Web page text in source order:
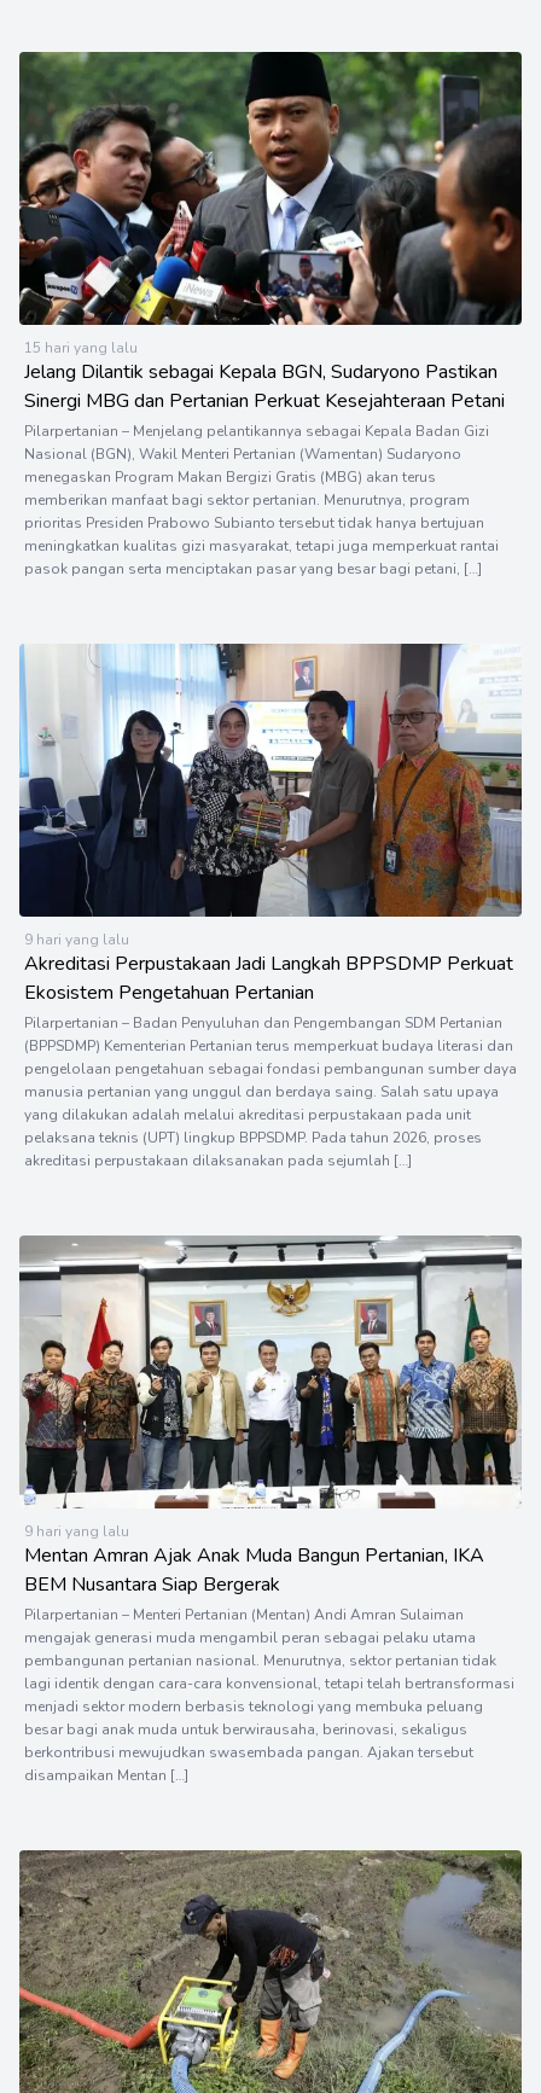
15 hari yang lalu
Jelang Dilantik sebagai Kepala BGN, Sudaryono Pastikan
Sinergi MBG dan Pertanian Perkuat Kesejahteraan Petani
Pilarpertanian – Menjelang pelantikannya sebagai Kepala Badan Gizi
Nasional (BGN), Wakil Menteri Pertanian (Wamentan) Sudaryono
menegaskan Program Makan Bergizi Gratis (MBG) akan terus
memberikan manfaat bagi sektor pertanian. Menurutnya, program
prioritas Presiden Prabowo Subianto tersebut tidak hanya bertujuan
meningkatkan kualitas gizi masyarakat, tetapi juga memperkuat rantai
pasok pangan serta menciptakan pasar yang besar bagi petani, […]
9 hari yang lalu
Akreditasi Perpustakaan Jadi Langkah BPPSDMP Perkuat
Ekosistem Pengetahuan Pertanian
Pilarpertanian – Badan Penyuluhan dan Pengembangan SDM Pertanian
(BPPSDMP) Kementerian Pertanian terus memperkuat budaya literasi dan
pengelolaan pengetahuan sebagai fondasi pembangunan sumber daya
manusia pertanian yang unggul dan berdaya saing. Salah satu upaya
yang dilakukan adalah melalui akreditasi perpustakaan pada unit
pelaksana teknis (UPT) lingkup BPPSDMP. Pada tahun 2026, proses
akreditasi perpustakaan dilaksanakan pada sejumlah […]
9 hari yang lalu
Mentan Amran Ajak Anak Muda Bangun Pertanian, IKA
BEM Nusantara Siap Bergerak
Pilarpertanian – Menteri Pertanian (Mentan) Andi Amran Sulaiman
mengajak generasi muda mengambil peran sebagai pelaku utama
pembangunan pertanian nasional. Menurutnya, sektor pertanian tidak
lagi identik dengan cara-cara konvensional, tetapi telah bertransformasi
menjadi sektor modern berbasis teknologi yang membuka peluang
besar bagi anak muda untuk berwirausaha, berinovasi, sekaligus
berkontribusi mewujudkan swasembada pangan. Ajakan tersebut
disampaikan Mentan […]